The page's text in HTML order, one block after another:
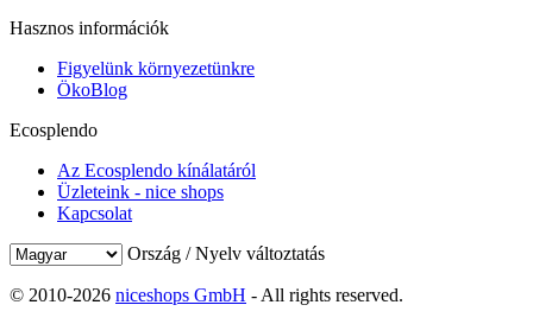
Hasznos információk
Figyelünk környezetünkre
ÖkoBlog
Ecosplendo
Az Ecosplendo kínálatáról
Üzleteink - nice shops
Kapcsolat
Ország / Nyelv változtatás
© 2010-2026 niceshops GmbH - All rights reserved.